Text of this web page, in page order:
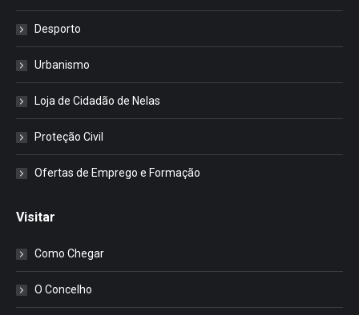
Desporto
Urbanismo
Loja de Cidadão de Nelas
Proteção Civil
Ofertas de Emprego e Formação
Visitar
Como Chegar
O Concelho